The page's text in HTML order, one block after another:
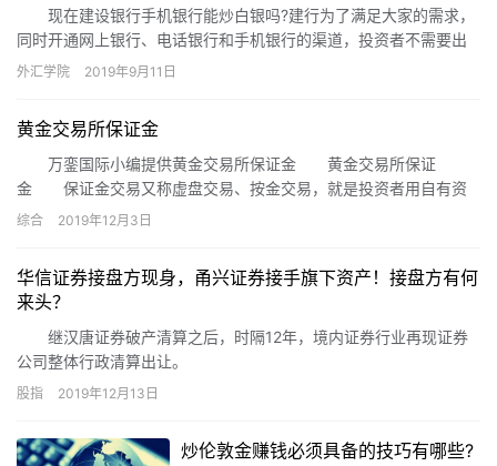
现在建设银行手机银行能炒白银吗?建行为了满足大家的需求，
同时开通网上银行、电话银行和手机银行的渠道，投资者不需要出
门，只需要动动手机就可以炒白银了。
外汇学院 2019年9月11日
黄金交易所保证金
万銮国际小编提供黄金交易所保证金 黄金交易所保证
金 保证金交易又称虚盘交易、按金交易，就是投资者用自有资
金作为担保，从银行或经纪商处提供的融资放大来进行现货黄金交
国际上的融资倍数也叫杠杆。例：市场的标准合约为每手10万元，
如果经纪商提供的杠杆。
综合 2019年12月3日
华信证券接盘方现身，甬兴证券接手旗下资产！接盘方有何
来头？
继汉唐证券破产清算之后，时隔12年，境内证券行业再现证券
公司整体行政清算出让。
股指 2019年12月13日
炒伦敦金赚钱必须具备的技巧有哪些?